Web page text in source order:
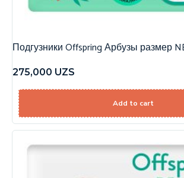
Подгузники Offspring Арбузы размер
275,000 UZS
Add to cart